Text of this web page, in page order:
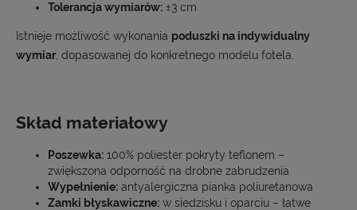
Tolerancja wymiarów: ±3 cm
Istnieje możliwość wykonania poduszki na indywidualny
wymiar, dopasowanej do konkretnego modelu fotela.
Skład materiałowy
Poszewka: 100% poliester pokryty teflonem –
zwiększona odporność na drobne zabrudzenia
Wypełnienie: antyalergiczna pianka poliuretanowa
Zamki błyskawiczne: w siedzisku i oparciu – łatwe